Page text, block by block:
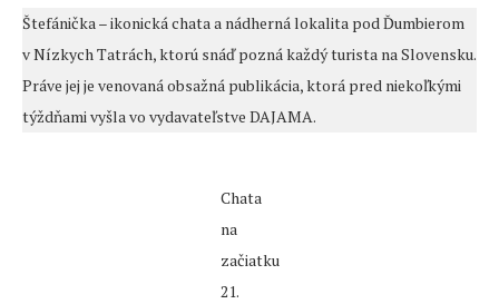
Štefánička – ikonická chata a nádherná lokalita pod Ďumbierom
v Nízkych Tatrách, ktorú snáď pozná každý turista na Slovensku.
Práve jej je venovaná obsažná publikácia, ktorá pred niekoľkými
týždňami vyšla vo vydavateľstve DAJAMA.
Chata
na
začiatku
21.